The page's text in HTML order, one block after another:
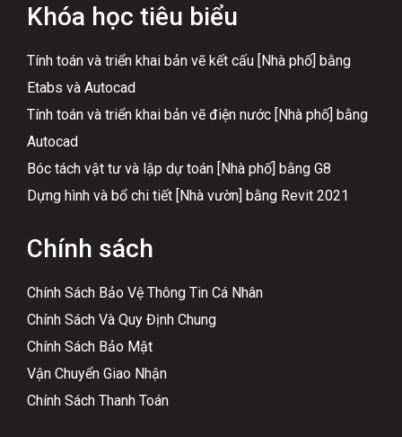
Khóa học tiêu biểu
Tính toán và triển khai bản vẽ kết cấu [Nhà phố] bằng
Etabs và Autocad
Tính toán và triển khai bản vẽ điện nước [Nhà phố] bằng
Autocad
Bóc tách vật tư và lập dự toán [Nhà phố] bằng G8
Dựng hình và bổ chi tiết [Nhà vườn] bằng Revit 2021
Chính sách
Chính Sách Bảo Vệ Thông Tin Cá Nhân
Chính Sách Và Quy Định Chung
Chính Sách Bảo Mật
Vận Chuyển Giao Nhận
Chính Sách Thanh Toán